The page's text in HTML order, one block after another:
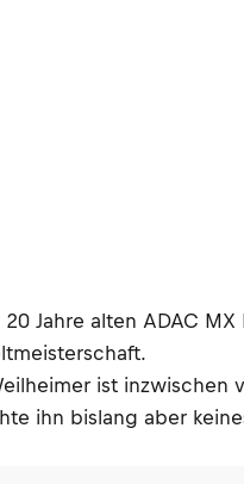
Jahre alten ADAC
ist inzwischen
ihn bislang aber